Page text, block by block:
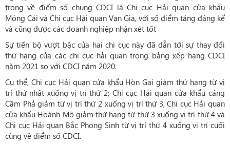
trong về điểm số chung CDCI là Chi cục Hải quan cửa khẩu
Móng Cái và Chi cục Hải quan Vạn Gia, với số điểm tăng đáng kể
và cũng được các doanh nghiệp nhận xét tốt
Sự tiến bộ vượt bậc của hai chi cục này đã dẫn tới sự thay đổi
thứ hạng của các chi cục hải quan trọng bảng xếp hạng CDCI
năm 2021 so với CDCI năm 2020.
Cụ thể, Chi cục Hải quan cửa khẩu Hòn Gai giảm thứ hạng từ vị
trí thứ nhất xuống vị trí thứ 2; Chi cục Hải quan cửa khẩu cảng
Cầm Phả giảm từ vị trí thứ 2 xuống vị trí thứ 3, Chi cục Hải quan
cửa khẩu Hoành Mô giảm thứ hạng từ thứ 3 xuống vị trí thứ 4 và
Chi cục Hải quan Bắc Phong Sinh từ vị trí thứ 4 xuống vị trí cuối
cùng về điểm số CDCI.